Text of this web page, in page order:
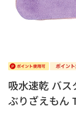
吸水速乾 バス
ぶりざえもん